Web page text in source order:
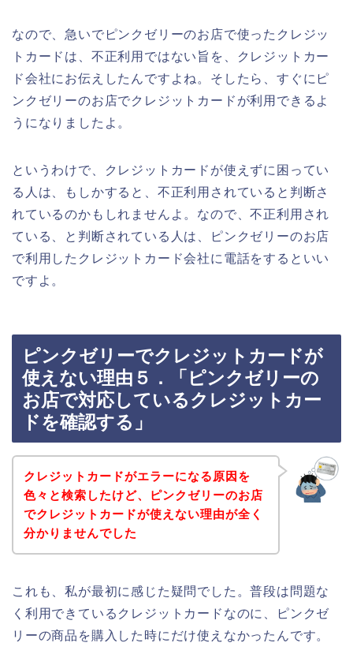
なので、急いでピンクゼリーのお店で使ったクレジッ
トカードは、不正利用ではない旨を、クレジットカー
ド会社にお伝えしたんですよね。そしたら、すぐにピ
ンクゼリーのお店でクレジットカードが利用できるよ
うになりましたよ。
というわけで、クレジットカードが使えずに困ってい
る人は、もしかすると、不正利用されていると判断さ
れているのかもしれませんよ。なので、不正利用され
ている、と判断されている人は、ピンクゼリーのお店
で利用したクレジットカード会社に電話をするといい
ですよ。
ピンクゼリーでクレジットカードが
使えない理由５．「ピンクゼリーの
お店で対応しているクレジットカー
ドを確認する」
クレジットカードがエラーになる原因を
色々と検索したけど、ピンクゼリーのお店
でクレジットカードが使えない理由が全く
分かりませんでした
これも、私が最初に感じた疑問でした。普段は問題な
く利用できているクレジットカードなのに、ピンクゼ
リーの商品を購入した時にだけ使えなかったんです。